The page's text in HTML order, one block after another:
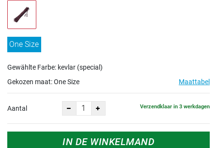
One Size
Gewählte Farbe: kevlar (special)
Gekozen maat:One Size Maattabel
Aantal Verzendklaar in 3 werkdagen
IN DE WINKELMAND